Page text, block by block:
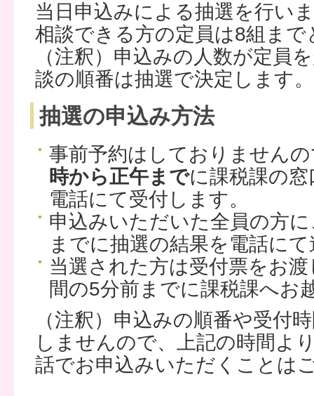
当日申込みによる抽選を行い
相談できる方の定員は8組まで
（注釈）申込みの人数が定員
談の順番は抽選で決定します。
抽選の申込み方法
事前予約はしておりません
時から正午までに課税課の
電話にて受付します。
申込みいただいた全員の方
までに抽選の結果を電話に
当選された方は受付票をお
間の5分前までに課税課へお
（注釈）申込みの順番や受付
しませんので、上記の時間よ
話でお申込みいただくことは